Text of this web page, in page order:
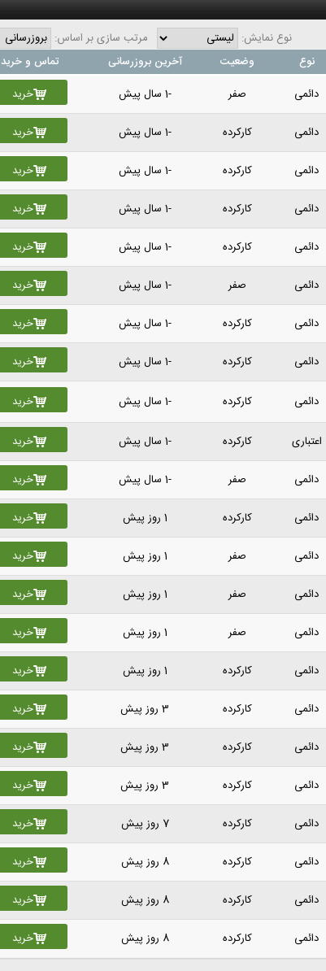
نوع نمایش:
مرتب سازی بر اساس:
نوع وضعیت آخرین بروزرسانی
تماس و خرید
دائمی صفر -1 سال پیش خرید
دائمی کارکرده -1 سال پیش خرید
دائمی کارکرده -1 سال پیش خرید
دائمی کارکرده -1 سال پیش خرید
دائمی کارکرده -1 سال پیش خرید
دائمی صفر -1 سال پیش خرید
دائمی کارکرده -1 سال پیش خرید
دائمی کارکرده -1 سال پیش
خرید
دائمی کارکرده -1 سال پیش خرید
اعتباری کارکرده -1 سال پیش خرید
دائمی صفر -1 سال پیش خرید
دائمی کارکرده 1 روز پیش خرید
دائمی صفر 1 روز پیش خرید
دائمی صفر 1 روز پیش خرید
دائمی صفر 1 روز پیش خرید
دائمی کارکرده 1 روز پیش خرید
دائمی کارکرده 3 روز پیش خرید
دائمی کارکرده 3 روز پیش خرید
دائمی کارکرده 3 روز پیش خرید
دائمی کارکرده 7 روز پیش خرید
دائمی کارکرده 8 روز پیش خرید
دائمی کارکرده 8 روز پیش خرید
دائمی کارکرده 8 روز پیش خرید